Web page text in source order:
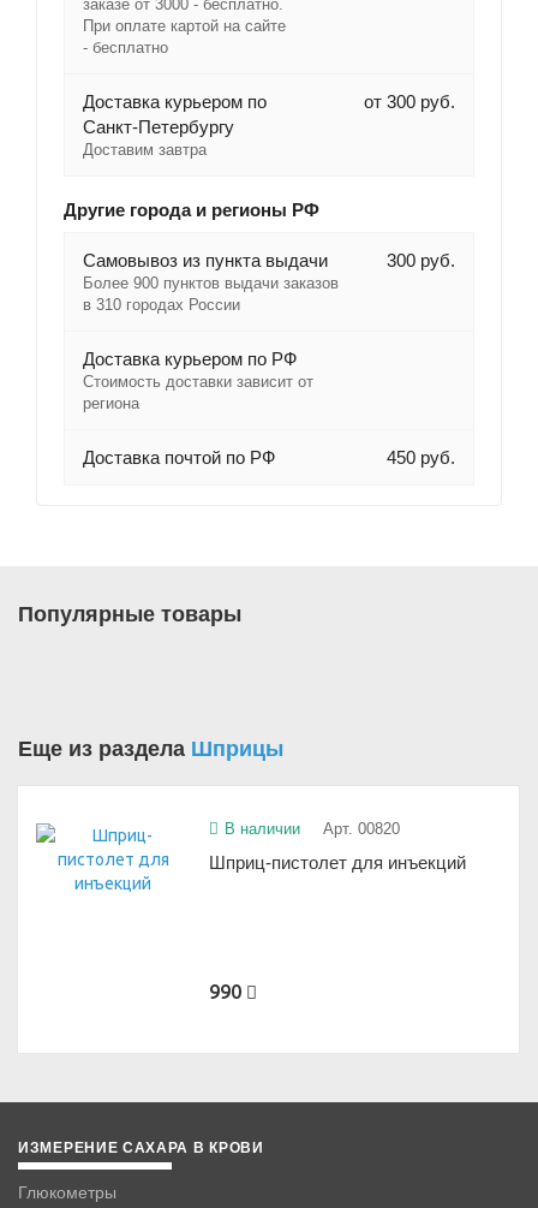
заказе от 3000 - бесплатно.
При оплате картой на сайте
- бесплатно
Доставка курьером по
Санкт-Петербургу
Доставим завтра
от 300 руб.
Другие города и регионы РФ
Самовывоз из пункта выдачи
Более 900 пунктов выдачи заказов
в 310 городах России
300 руб.
Доставка курьером по РФ
Стоимость доставки зависит от
региона
Доставка почтой по РФ 450 руб.
Популярные товары
Еще из раздела Шприцы
В наличии Арт. 00820
Шприц-пистолет для инъекций
990
ИЗМЕРЕНИЕ САХАРА В КРОВИ
Глюкометры